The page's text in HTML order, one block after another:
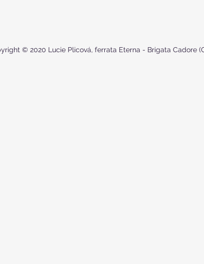
© 2020 Lucie Plicová, ferrata Eterna - Brigata Cadore